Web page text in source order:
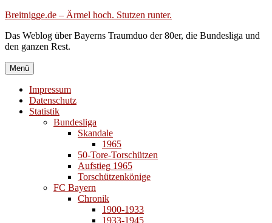
Zum
springen
Breitnigge.de – Ärmel hoch. Stutzen runter.
Das Weblog über Bayerns Traumduo der 80er, die Bundesliga und
den ganzen Rest.
Menü
Impressum
Datenschutz
Statistik
Bundesliga
Skandale
1965
50-Tore-Torschützen
Aufstieg 1965
Torschützenkönige
FC Bayern
Chronik
1900-1933
1933-1945